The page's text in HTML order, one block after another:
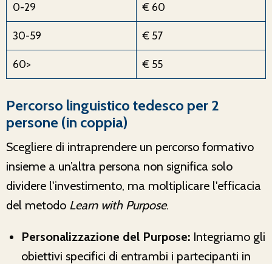
0-29 € 60
30-59 € 57
60> € 55
Percorso linguistico tedesco per 2
persone (in coppia)
Scegliere di intraprendere un percorso formativo
insieme a un’altra persona non significa solo
dividere l'investimento, ma moltiplicare l'efficacia
del metodo Learn with Purpose.
Personalizzazione del Purpose: Integriamo gli
obiettivi specifici di entrambi i partecipanti in